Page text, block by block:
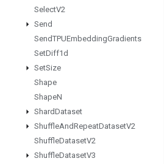
SelectV2
Send
SendTPUEmbeddingGradients
SetDiff1d
SetSize
Shape
ShapeN
ShardDataset
ShuffleAndRepeatDatasetV2
ShuffleDatasetV2
ShuffleDatasetV3